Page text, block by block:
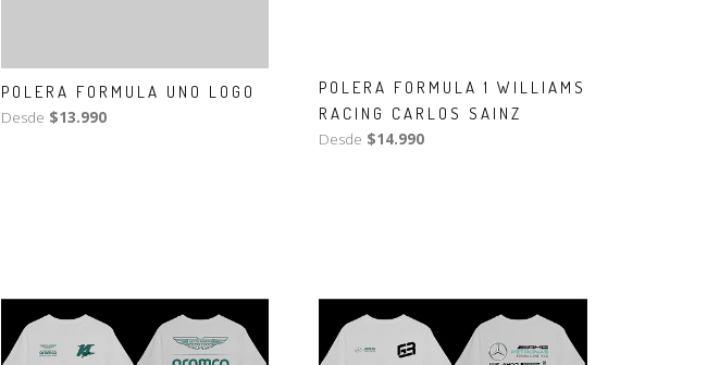
POLERA FORMULA UNO LOGO
Desde $13.990
POLERA FORMULA 1 WILLIAMS
RACING CARLOS SAINZ
Desde $14.990